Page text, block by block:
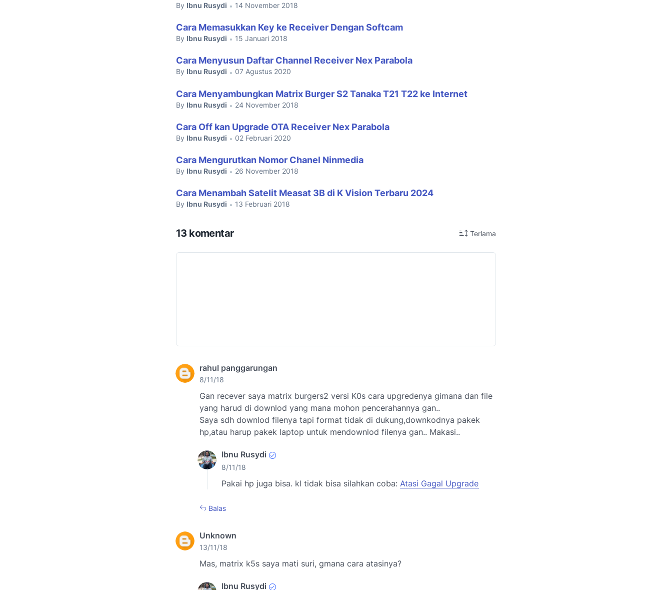
By Ibnu Rusydi • 14 November 2018
Cara Memasukkan Key ke Receiver Dengan Softcam
By Ibnu Rusydi • 15 Januari 2018
Cara Menyusun Daftar Channel Receiver Nex Parabola
By Ibnu Rusydi • 07 Agustus 2020
Cara Menyambungkan Matrix Burger S2 Tanaka T21 T22 ke Internet
By Ibnu Rusydi • 24 November 2018
Cara Off kan Upgrade OTA Receiver Nex Parabola
By Ibnu Rusydi • 02 Februari 2020
Cara Mengurutkan Nomor Chanel Ninmedia
By Ibnu Rusydi • 26 November 2018
Cara Menambah Satelit Measat 3B di K Vision Terbaru 2024
By Ibnu Rusydi • 13 Februari 2018
13 komentar Terlama
rahul panggarungan
8/11/18
Gan recever saya matrix burgers2 versi K0s cara upgredenya gimana dan file
yang harud di downlod yang mana mohon pencerahannya gan..
Saya sdh downlod filenya tapi format tidak di dukung,downkodnya pakek
hp,atau harup pakek laptop untuk mendownlod filenya gan.. Makasi..
Ibnu Rusydi
8/11/18
Pakai hp juga bisa. kl tidak bisa silahkan coba: Atasi Gagal Upgrade
Balas
Unknown
13/11/18
Mas, matrix k5s saya mati suri, gmana cara atasinya?
Ibnu Rusydi